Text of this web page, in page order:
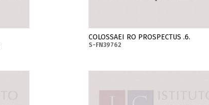
COLOSSAEI RO PROSPECTUS .6.
S-FN39762